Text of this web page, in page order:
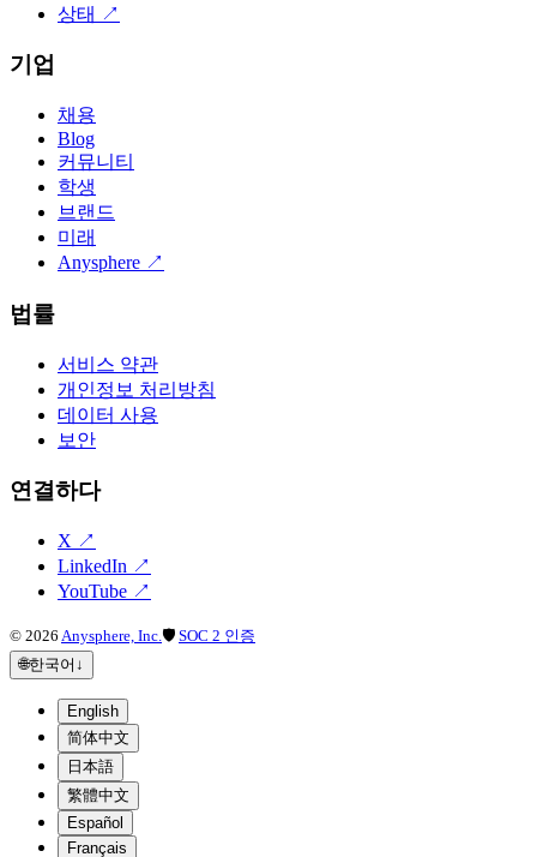
상태 ↗
기업
채용
Blog
커뮤니티
학생
브랜드
미래
Anysphere ↗
법률
서비스 약관
개인정보 처리방침
데이터 사용
보안
연결하다
X ↗
LinkedIn ↗
YouTube ↗
© 2026 Anysphere, Inc. 🛡 SOC 2 인증
🌐한국어 ↓
English
简体中文
日本語
繁體中文
Español
Français